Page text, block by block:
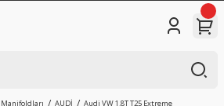
Manifoldları AUDİ Audi VW 1.8T T25 Extreme